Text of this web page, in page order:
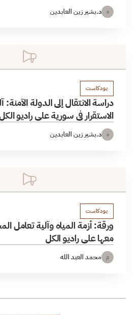
د د.بشير زين العابدين
بودكاست
دراسة الانتقال إلى الدولة
الاستقرار في سورية على راديو
د د.بشير زين العابدين
بودكاست
ورقة: أزمة المياه وآلية تعامل
معها على راديو الكل
م محمد العبد الله